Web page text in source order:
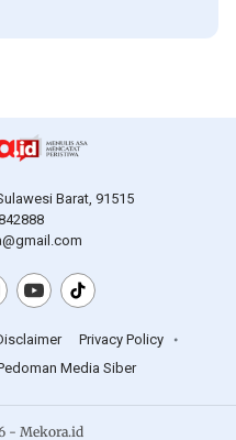
Barat, 91515
Privacy Policy
Media Siber
- Mekora.id